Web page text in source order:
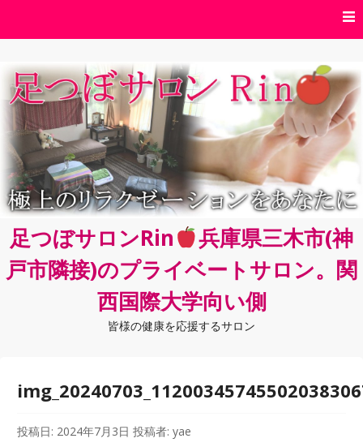
ン
ツ
へ
ス
キ
ッ
プ
足つぼサロンRin
兵庫県三木市(神
戸市隣接)のプライベートサロン。関
西国際大学向い側
皆様の健康を応援するサロン
投稿日: 2024年7月3日 投稿者:yae